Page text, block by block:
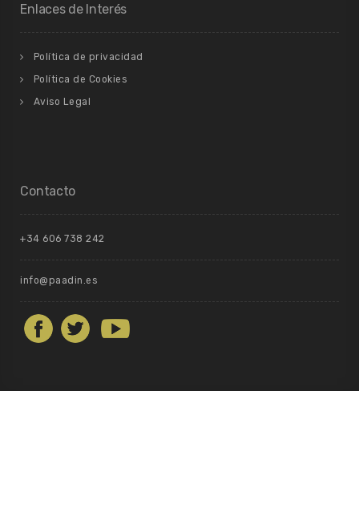
Enlaces de Interés
Política de privacidad
Política de Cookies
Aviso Legal
Contacto
+34 606 738 242
info@paadin.es